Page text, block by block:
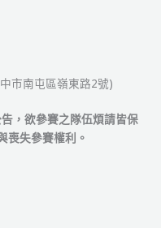
市南屯區嶺東路2號)
，欲參賽之隊伍煩請皆保
喪失參賽權利。